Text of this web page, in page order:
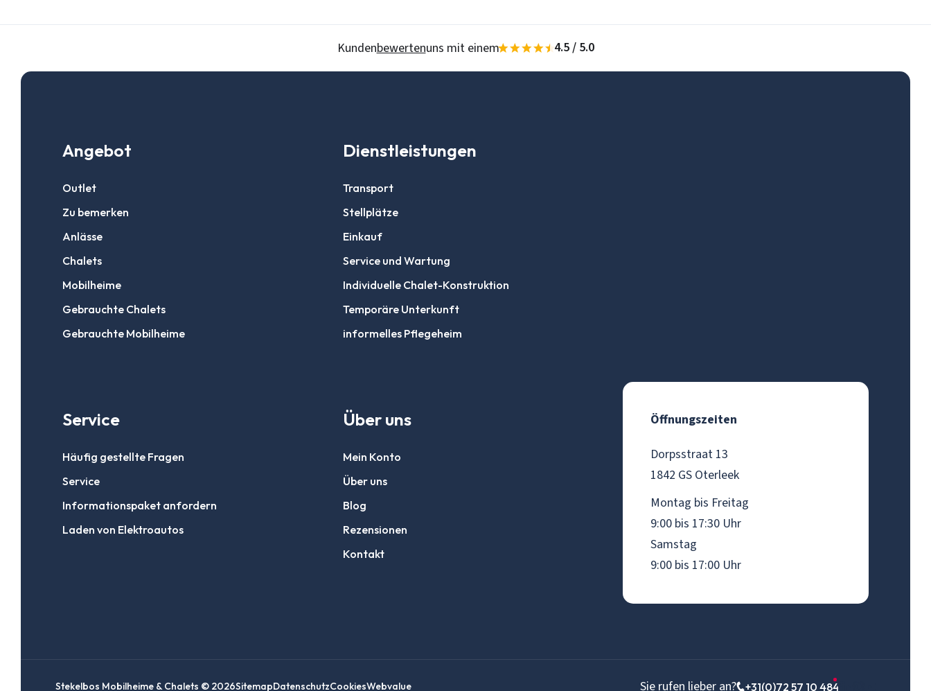
Kundenbewertenuns mit einem 4.5 / 5.0
Angebot
Outlet
Zu bemerken
Anlässe
Chalets
Mobilheime
Gebrauchte Chalets
Gebrauchte Mobilheime
Dienstleistungen
Transport
Stellplätze
Einkauf
Service und Wartung
Individuelle Chalet-Konstruktion
Temporäre Unterkunft
informelles Pflegeheim
Service
Häufig gestellte Fragen
Service
Informationspaket anfordern
Laden von Elektroautos
Über uns
Mein Konto
Über uns
Blog
Rezensionen
Kontakt
Öffnungszeiten
Dorpsstraat 13
1842 GS Oterleek
Montag bis Freitag
9:00 bis 17:30 Uhr
Samstag
9:00 bis 17:00 Uhr
Stekelbos Mobilheime & Chalets © 2026SitemapDatenschutzCookiesWebvalue Sie rufen lieber an? +31(0)72 57 10 484